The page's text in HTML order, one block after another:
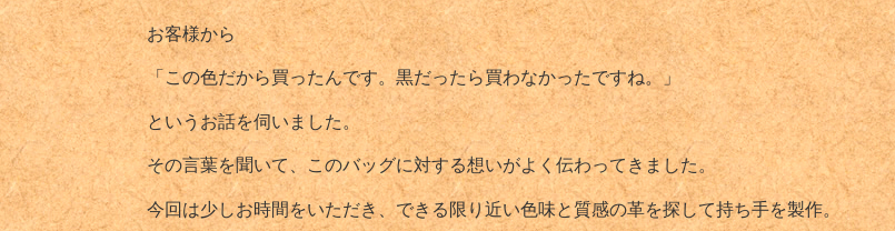
お客様から
「この色だから買ったんです。黒だったら買わなかったですね。」
というお話を伺いました。
その言葉を聞いて、このバッグに対する想いがよく伝わってきました。
今回は少しお時間をいただき、できる限り近い色味と質感の革を探して持ち手を製作。